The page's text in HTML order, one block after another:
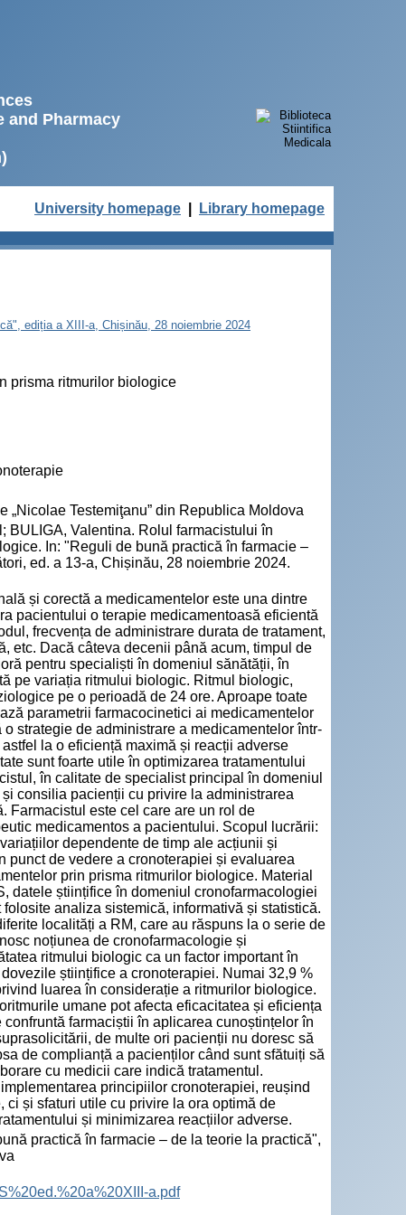
and Pharmacy
University homepage Library homepage
ediția a XIII-a, Chișinău, 28 noiembrie 2024
prisma ritmurilor biologice
„Nicolae Testemiţanu” din Republica Moldova
BULIGA, Valentina. Rolul farmacistului în
In: "Reguli de bună practică în farmacie –
ed. a 13-a, Chișinău, 28 noiembrie 2024.
și corectă a medicamentelor este una dintre
pacientului o terapie medicamentoasă eficientă
frecvența de administrare durata de tratament,
etc. Dacă câteva decenii până acum, timpul de
pentru specialiști în domeniul sănătății, în
pe variația ritmului biologic. Ritmul biologic,
pe o perioadă de 24 ore. Aproape toate
parametrii farmacocinetici ai medicamentelor
strategie de administrare a medicamentelor într-
la o eficiență maximă și reacții adverse
sunt foarte utile în optimizarea tratamentului
în calitate de specialist principal în domeniul
consilia pacienții cu privire la administrarea
Farmacistul este cel care are un rol de
medicamentos a pacientului. Scopul lucrării:
dependente de timp ale acțiunii și
de vedere a cronoterapiei și evaluarea
prin prisma ritmurilor biologice. Material
datele științifice în domeniul cronofarmacologiei
analiza sistemică, informativă și statistică.
localități a RM, care au răspuns la o serie de
noțiunea de cronofarmacologie și
ritmului biologic ca un factor important în
științifice a cronoterapiei. Numai 32,9 %
luarea în considerație a ritmurilor biologice.
umane pot afecta eficacitatea și eficiența
farmaciștii în aplicarea cunoștințelor în
de multe ori pacienții nu doresc să
de complianță a pacienților când sunt sfătuiți să
cu medicii care indică tratamentul.
principiilor cronoterapiei, reușind
și sfaturi utile cu privire la ora optimă de
și minimizarea reacțiilor adverse.
practică în farmacie – de la teorie la practică",
a.pdf